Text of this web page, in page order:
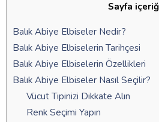
Sayfa
Balık Abiye Elbiseler Nedir?
Balık Abiye Elbiselerin Tarihçesi
Balık Abiye Elbiselerin Özellikleri
Balık Abiye Elbiseler Nasıl Seçilir?
Vücut Tipinizi Dikkate Alın
Renk Seçimi Yapın